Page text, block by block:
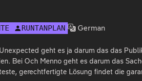
RUNTANPLAN German
geht es ja darum das das
Bei Och Menno geht es darum das
gerechtfertigte Lösung findet die